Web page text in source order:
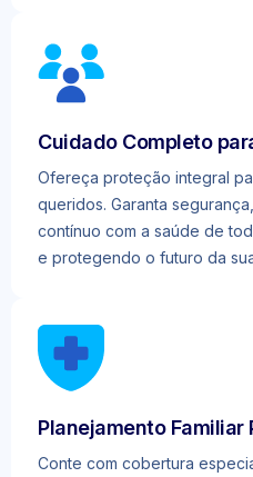
Cuidado Completo
Ofereça proteção integral
queridos. Garanta
contínuo com a saúde de
e protegendo o futuro da
Planejamento Familiar
Conte com cobertura